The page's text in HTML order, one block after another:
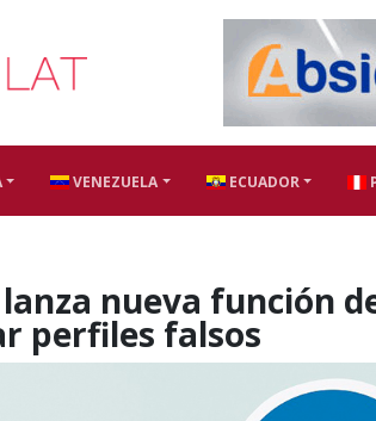
VENEZUELA ECUADOR
nueva función
perfiles falsos